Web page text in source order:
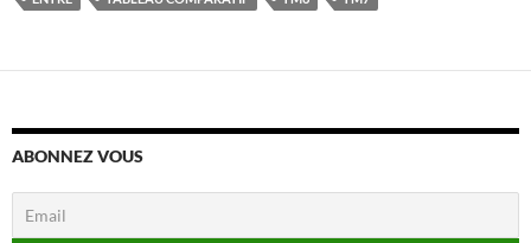
ABONNEZ VOUS